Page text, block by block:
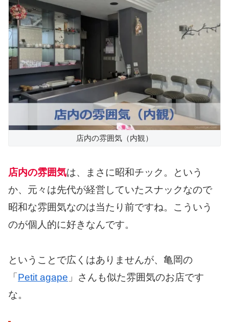
店内の雰囲気（内観）
店内の雰囲気は、まさに昭和チック。という
か、元々は先代が経営していたスナックなので
昭和な雰囲気なのは当たり前ですね。こういう
のが個人的に好きなんです。
ということで広くはありませんが、亀岡の
「Petit agape 」さんも似た雰囲気のお店です
な。